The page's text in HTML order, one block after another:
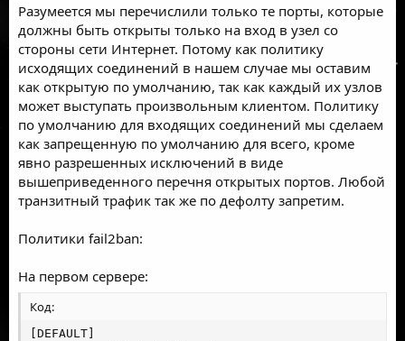
Разумеется мы перечислили только те порты, которые
должны быть открыты только на вход в узел со
стороны сети Интернет. Потому как политику
исходящих соединений в нашем случае мы оставим
как открытую по умолчанию, так как каждый их узлов
может выступать произвольным клиентом. Политику
по умолчанию для входящих соединений мы сделаем
как запрещенную по умолчанию для всего, кроме
явно разрешенных исключений в виде
вышеприведенного перечня открытых портов. Любой
транзитный трафик так же по дефолту запретим.
Политики fail2ban:
На первом сервере:
Код:
[DEFAULT]